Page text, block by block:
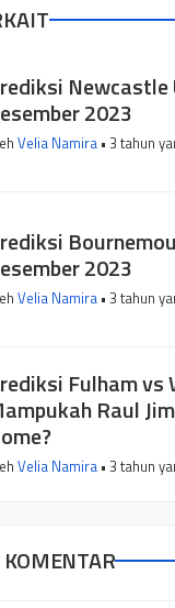
2023
Velia Namira • 3 tahun
2023
Velia Namira • 3 tahun
Fulham vs
Raul
Velia Namira • 3 tahun